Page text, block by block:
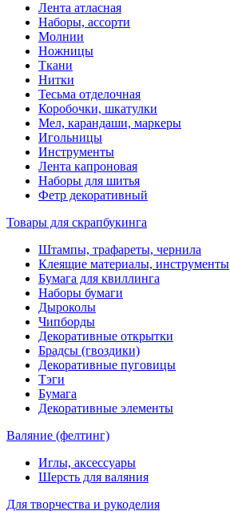
Лента атласная
Наборы, ассорти
Молнии
Ножницы
Ткани
Нитки
Тесьма отделочная
Коробочки, шкатулки
Мел, карандаши, маркеры
Игольницы
Инструменты
Лента капроновая
Наборы для шитья
Фетр декоративный
Товары для скрапбукинга
Штампы, трафареты, чернила
Клеящие материалы, инструменты
Бумага для квиллинга
Наборы бумаги
Дыроколы
Чипборды
Декоративные открытки
Брадсы (гвоздики)
Декоративные пуговицы
Тэги
Бумага
Декоративные элементы
Валяние (фелтинг)
Иглы, аксессуары
Шерсть для валяния
Для творчества и рукоделия